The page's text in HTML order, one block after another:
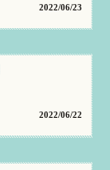
2022/06/23
2022/06/22